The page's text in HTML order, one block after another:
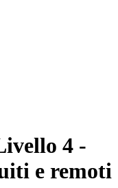
4 -
e remoti